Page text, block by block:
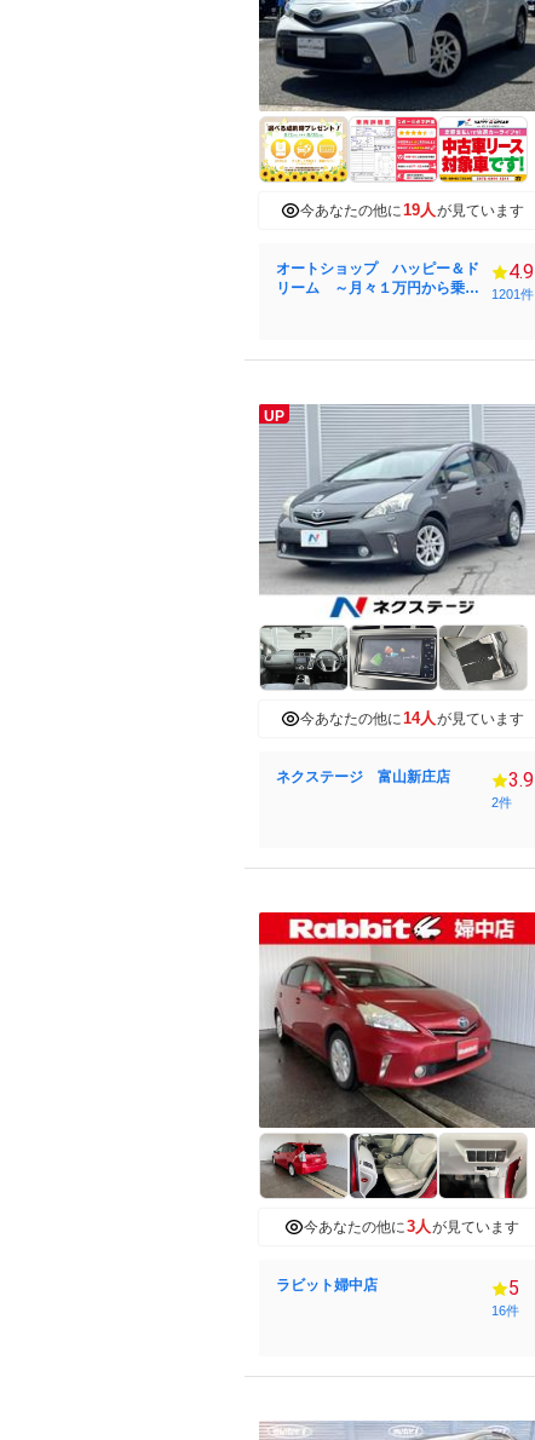
今あなたの他に19人が見ています
オートショップ ハッピー＆ド
リーム ～月々１万円から乗れ
4.9
1201件
UP
今あなたの他に14人が見ています
ネクステージ 富山新庄店 3.9
2件
今あなたの他に3人が見ています
ラビット婦中店 5
16件